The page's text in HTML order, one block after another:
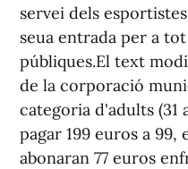
servei dels
seua entrada per a
públiques.El text
de la corporació
categoria d'adults (31
pagar 199 euros a 99,
abonaran 77 euros